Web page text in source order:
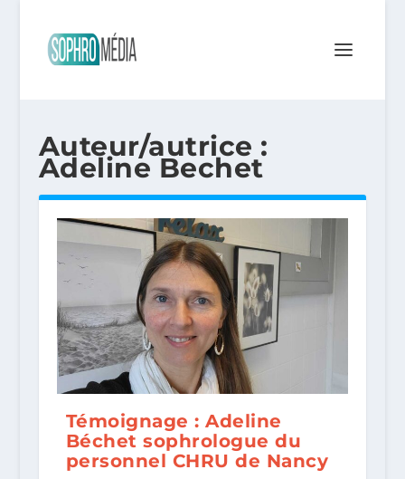
Auteur/autrice :
Adeline Bechet
Témoignage : Adeline
Béchet sophrologue du
personnel CHRU de Nancy